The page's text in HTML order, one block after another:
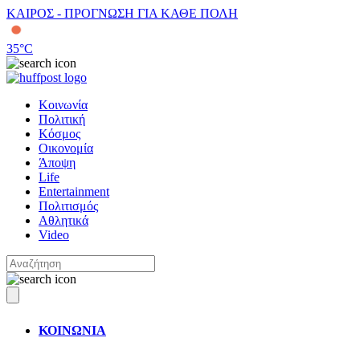
ΚΑΙΡΟΣ - ΠΡΟΓΝΩΣΗ ΓΙΑ ΚΑΘΕ ΠΟΛΗ
35°C
Κοινωνία
Πολιτική
Κόσμος
Οικονομία
Άποψη
Life
Entertainment
Πολιτισμός
Αθλητικά
Video
ΚΟΙΝΩΝΙΑ